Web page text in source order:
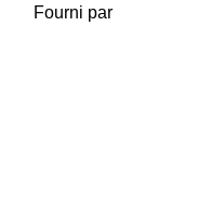
Fourni par